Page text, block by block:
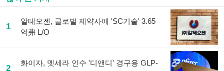
기
사
공
1
알테오젠, 글로벌 제약사에 'SC기술' 3.65
억弗 L/O
2
화이자, 멧세라 인수 '디앤디' 경구용 GLP-